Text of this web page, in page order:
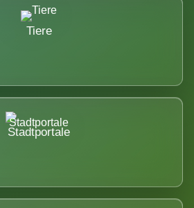
Tiere
Stadtportale